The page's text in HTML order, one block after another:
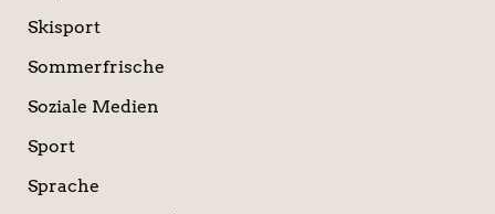
Skisport
Sommerfrische
Soziale Medien
Sport
Sprache